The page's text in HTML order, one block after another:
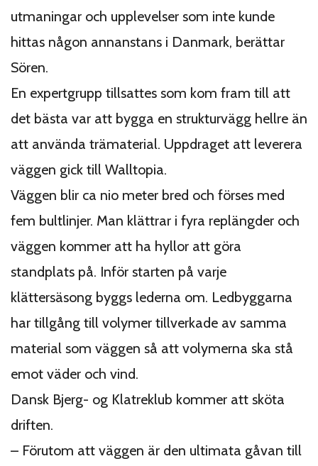
utmaningar och upplevelser som inte kunde
hittas någon annanstans i Danmark, berättar
Sören.
En expertgrupp tillsattes som kom fram till att
det bästa var att bygga en strukturvägg hellre än
att använda trämaterial. Uppdraget att leverera
väggen gick till Walltopia.
Väggen blir ca nio meter bred och förses med
fem bultlinjer. Man klättrar i fyra replängder och
väggen kommer att ha hyllor att göra
standplats på. Inför starten på varje
klättersäsong byggs lederna om. Ledbyggarna
har tillgång till volymer tillverkade av samma
material som väggen så att volymerna ska stå
emot väder och vind.
Dansk Bjerg- og Klatreklub kommer att sköta
driften.
– Förutom att väggen är den ultimata gåvan till